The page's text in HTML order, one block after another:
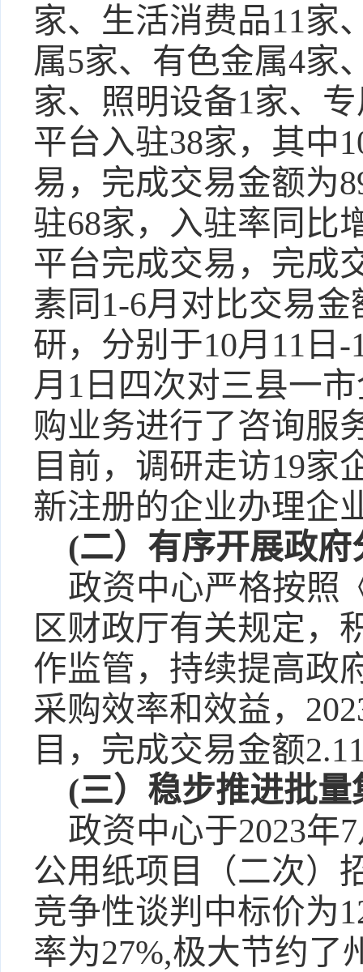
家、生活消费品11家
属5家、有色金属4家
家、照明设备1家、
平台入驻38家，其中
易，完成交易金额为
驻68家，入驻率同比
平台完成交易，完成
素同1-6月对比交易
研，分别于10月11日-
月1日四次对三县一
购业务进行了咨询服
目前，调研走访19家
新注册的企业办理企
(二）有序开展政府
政资中心严格按照
区财政厅有关规定，
作监管，持续提高政
采购效率和效益，
目，完成交易金额
(三）稳步推进批量
政资中心于2023年
公用纸项目（二次）
竞争性谈判中标价为
率为27%,极大节约了